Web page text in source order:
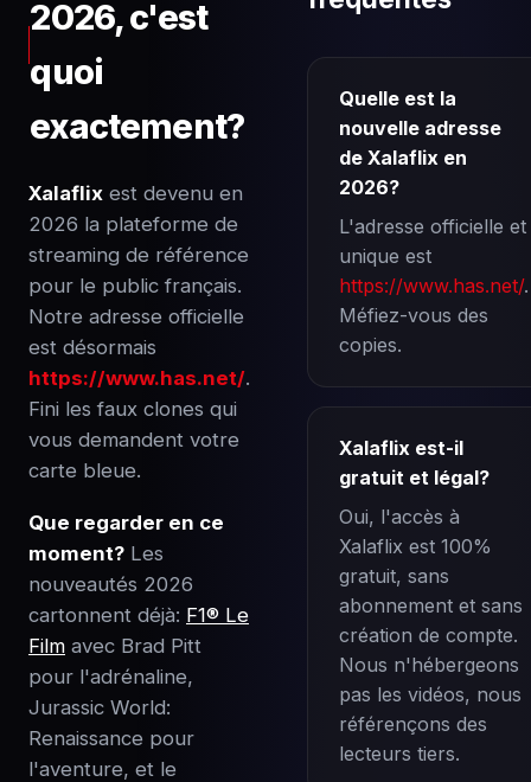
2026, c'est
quoi
exactement?
Xalaflix est devenu en
2026 la plateforme de
streaming de référence
pour le public français.
Notre adresse officielle
est désormais
https://www.has.net/.
Fini les faux clones qui
vous demandent votre
carte bleue.
Que regarder en ce
moment? Les
nouveautés 2026
cartonnent déjà: F1® Le
Film avec Brad Pitt
pour l'adrénaline,
Jurassic World:
Renaissance pour
l'aventure, et le
Quelle est la
nouvelle adresse
de Xalaflix en
2026?
L'adresse officielle et
unique est
https://www.has.net/.
Méfiez-vous des
copies.
Xalaflix est-il
gratuit et légal?
Oui, l'accès à
Xalaflix est 100%
gratuit, sans
abonnement et sans
création de compte.
Nous n'hébergeons
pas les vidéos, nous
référençons des
lecteurs tiers.